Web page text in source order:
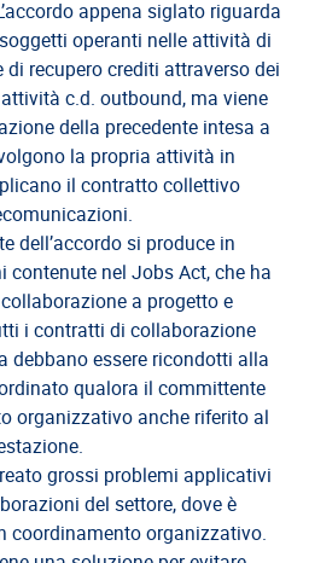
appena siglato riguarda
operanti nelle attività di
recupero crediti attraverso dei
c.d. outbound, ma viene
della precedente intesa a
la propria attività in
il contratto collettivo
dell’accordo si produce in
contenute nel Jobs Act, che ha
a progetto e
i contratti di collaborazione
debbano essere ricondotti alla
qualora il committente
organizzativo anche riferito al
grossi problemi applicativi
del settore, dove è
coordinamento organizzativo.